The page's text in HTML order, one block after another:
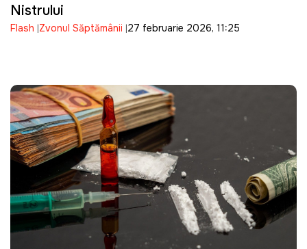
Nistrului
Flash Zvonul Săptămânii 27 februarie 2026, 11:25